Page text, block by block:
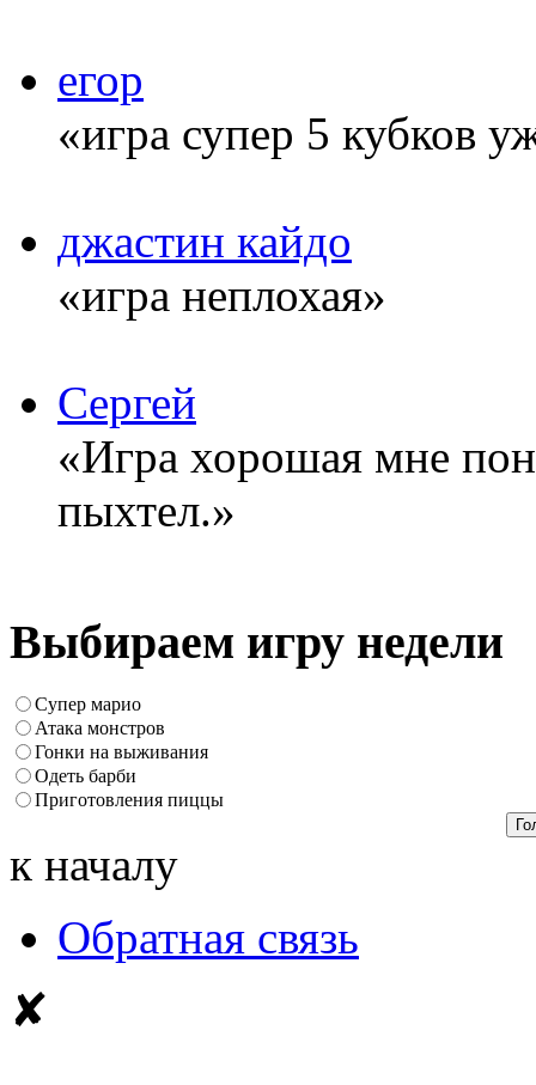
егор
«игра супер 5 кубков
джастин кайдо
«игра неплохая»
Сергей
«Игра хорошая мне
пыхтел.»
Выбираем игру недели
Супер марио
Атака монстров
Гонки на выживания
Одеть барби
Приготовления пиццы
к началу
Обратная связь
✘